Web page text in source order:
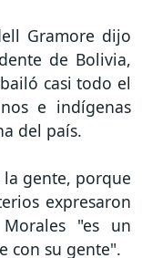
Gramore dijo
de Bolivia,
casi todo el
e indígenas
del país.
la gente, porque
expresaron
"es un
con su gente".